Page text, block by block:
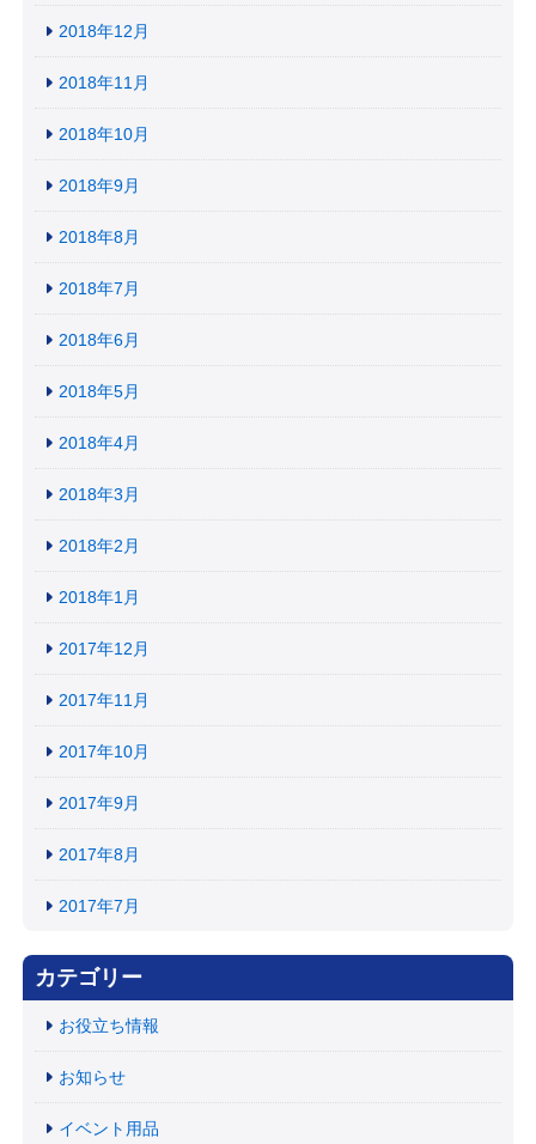
2018年12月
2018年11月
2018年10月
2018年9月
2018年8月
2018年7月
2018年6月
2018年5月
2018年4月
2018年3月
2018年2月
2018年1月
2017年12月
2017年11月
2017年10月
2017年9月
2017年8月
2017年7月
カテゴリー
お役立ち情報
お知らせ
イベント用品